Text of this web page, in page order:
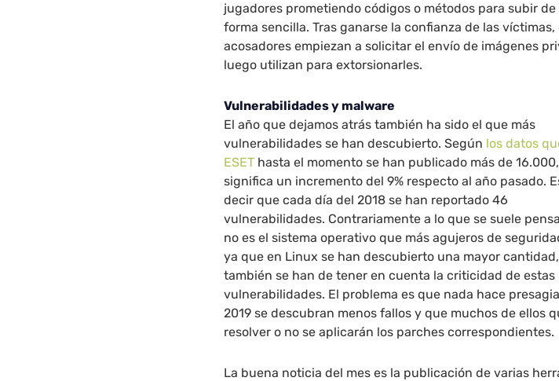
jugadores prometiendo códigos o métodos para subir
forma sencilla. Tras ganarse la confianza de las víctimas,
acosadores empiezan a solicitar el envío de imágenes
luego utilizan para extorsionarles.
Vulnerabilidades y malware
El año que dejamos atrás también ha sido el que más
vulnerabilidades se han descubierto. Según los datos
ESET hasta el momento se han publicado más de
significa un incremento del 9% respecto al año pasado.
decir que cada día del 2018 se han reportado 46
vulnerabilidades. Contrariamente a lo que se suele
no es el sistema operativo que más agujeros de
ya que en Linux se han descubierto una mayor
también se han de tener en cuenta la criticidad de estas
vulnerabilidades. El problema es que nada hace
2019 se descubran menos fallos y que muchos de ellos
resolver o no se aplicarán los parches correspondientes.
La buena noticia del mes es la publicación de varias